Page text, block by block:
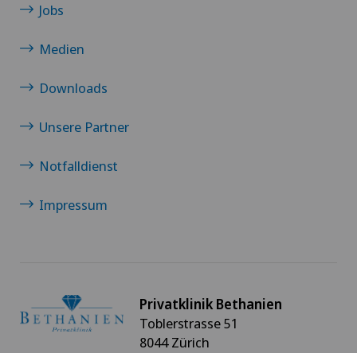
Jobs
Medien
Downloads
Unsere Partner
Notfalldienst
Impressum
Privatklinik Bethanien
Toblerstrasse 51
8044 Zürich